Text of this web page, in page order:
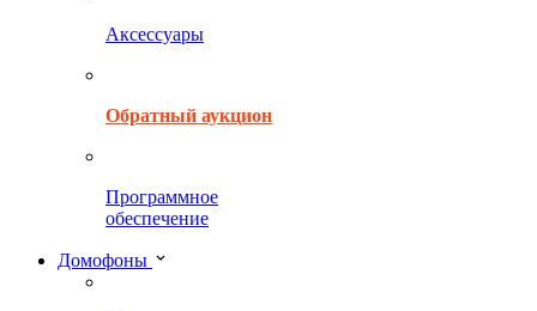
Аксессуары
Обратный аукцион
Программное
обеспечение
Домофоны